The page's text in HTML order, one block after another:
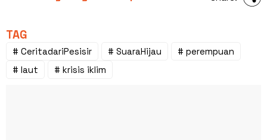
TAG
# CeritadariPesisir # SuaraHijau
# perempuan
# laut
# krisis iklim